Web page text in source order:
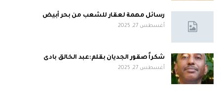
رسائل مهمة لعقار للشعب من بحر أبيض
أغسطس 27, 2025
شكراً صقور الجديان بقلم:عبد الخالق بادى
أغسطس 27, 2025